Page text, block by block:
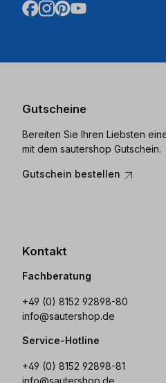
Gutscheine
Bereiten Sie Ihren Liebsten
mit dem sautershop Gutschein.
Gutschein bestellen
Kontakt
Fachberatung
+49 (0) 8152 92898-80
info@sautershop.de
Service-Hotline
+49 (0) 8152 92898-81
info@sautershop.de